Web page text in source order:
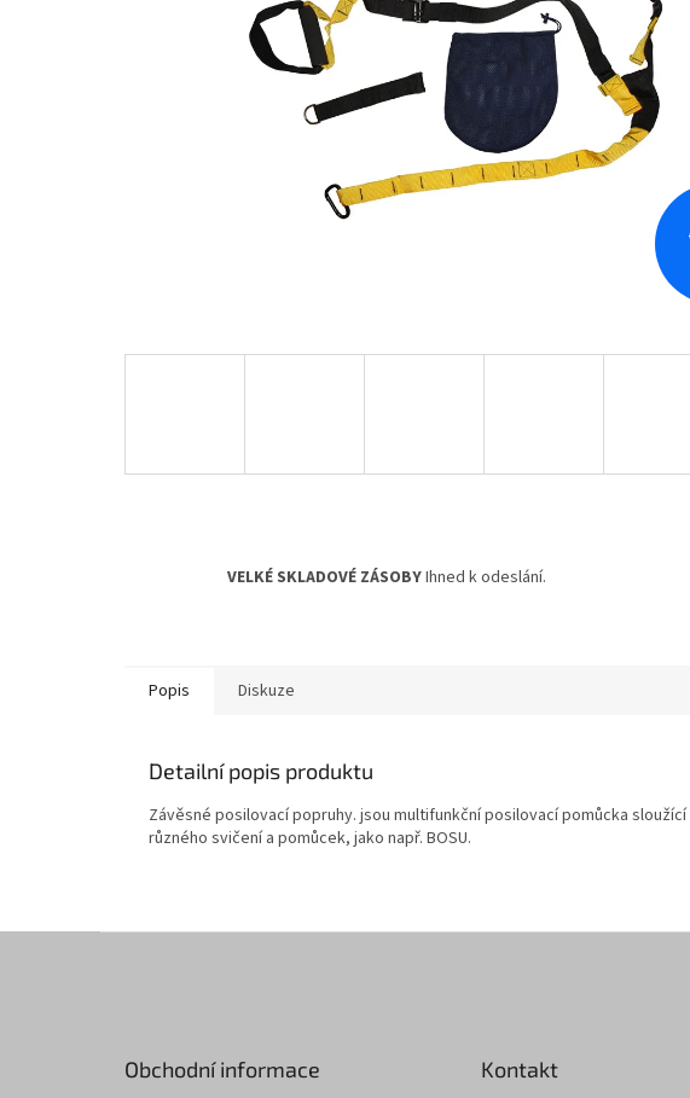
VELKÉ SKLADOVÉ ZÁSOBYIhned k odeslání.
Popis Diskuze
Detailní popis produktu
Závěsné posilovací popruhy. jsou multifunkční posilovací pomůcka
různého svičení a pomůcek, jako např. BOSU.
Obchodní informace Kontakt